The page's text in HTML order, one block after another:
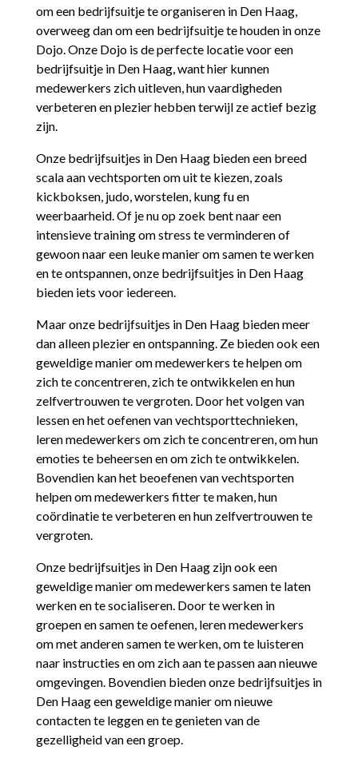
om een bedrijfsuitje te organiseren in Den Haag,
overweeg dan om een bedrijfsuitje te houden in onze
Dojo. Onze Dojo is de perfecte locatie voor een
bedrijfsuitje in Den Haag, want hier kunnen
medewerkers zich uitleven, hun vaardigheden
verbeteren en plezier hebben terwijl ze actief bezig
zijn.
Onze bedrijfsuitjes in Den Haag bieden een breed
scala aan vechtsporten om uit te kiezen, zoals
kickboksen, judo, worstelen, kung fu en
weerbaarheid. Of je nu op zoek bent naar een
intensieve training om stress te verminderen of
gewoon naar een leuke manier om samen te werken
en te ontspannen, onze bedrijfsuitjes in Den Haag
bieden iets voor iedereen.
Maar onze bedrijfsuitjes in Den Haag bieden meer
dan alleen plezier en ontspanning. Ze bieden ook een
geweldige manier om medewerkers te helpen om
zich te concentreren, zich te ontwikkelen en hun
zelfvertrouwen te vergroten. Door het volgen van
lessen en het oefenen van vechtsporttechnieken,
leren medewerkers om zich te concentreren, om hun
emoties te beheersen en om zich te ontwikkelen.
Bovendien kan het beoefenen van vechtsporten
helpen om medewerkers fitter te maken, hun
coördinatie te verbeteren en hun zelfvertrouwen te
vergroten.
Onze bedrijfsuitjes in Den Haag zijn ook een
geweldige manier om medewerkers samen te laten
werken en te socialiseren. Door te werken in
groepen en samen te oefenen, leren medewerkers
om met anderen samen te werken, om te luisteren
naar instructies en om zich aan te passen aan nieuwe
omgevingen. Bovendien bieden onze bedrijfsuitjes in
Den Haag een geweldige manier om nieuwe
contacten te leggen en te genieten van de
gezelligheid van een groep.